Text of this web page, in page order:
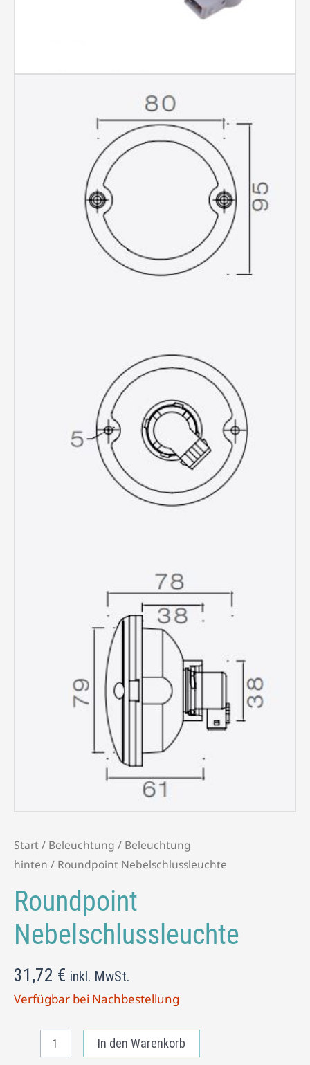
Start/ Beleuchtung / Beleuchtung
hinten / Roundpoint Nebelschlussleuchte
Roundpoint
Nebelschlussleuchte
31,72 € inkl. MwSt.
Verfügbar bei Nachbestellung
In den Warenkorb